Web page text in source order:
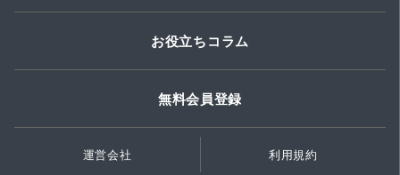
お役立ちコラム
無料会員登録
運営会社 利用規約